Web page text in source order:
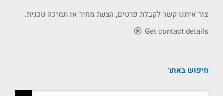
צור איתנו קשר לקבלת פרטים, הצעת מחיר או תמיכה טכנית.
Get contact details
חיפוש באתר